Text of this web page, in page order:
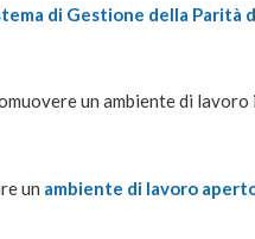
di Gestione della Parità
un ambiente di lavoro
un ambiente di lavoro